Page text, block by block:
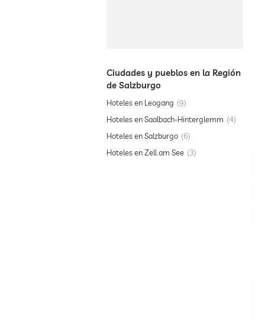
Ciudades y pueblos en la Región
de Salzburgo
Hoteles en Leogang
9
Hoteles en Saalbach-Hinterglemm
4
Hoteles en Salzburgo
6
Hoteles en Zell am See
3